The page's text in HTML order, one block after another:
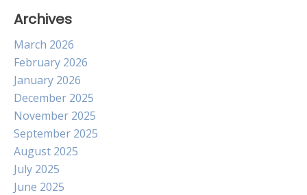
Archives
March 2026
February 2026
January 2026
December 2025
November 2025
September 2025
August 2025
July 2025
June 2025